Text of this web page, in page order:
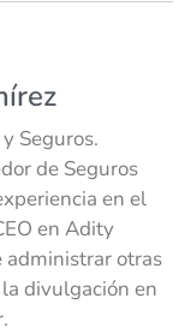
Seguros.
de Seguros
en el
en Adity
administrar otras
divulgación en